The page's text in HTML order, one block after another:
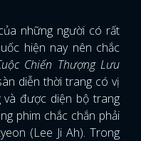
những người có rất
hiện nay nên chắc
Chiến Thượng Lưu
diễn thời trang có vị
được diện bộ trang
phim chắc chắn phải
(Lee Ji Ah). Trong